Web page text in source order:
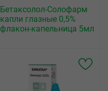
Бетаксолол-Солофарм
капли глазные 0,5%
флакон-капельница 5мл